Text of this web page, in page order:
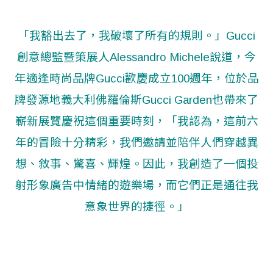
「我豁出去了，我破壞了所有的規則。」Gucci
創意總監暨策展人Alessandro Michele說道，今
年適逢時尚品牌Gucci歡慶成立100週年，位於品
牌發源地義大利佛羅倫斯Gucci Garden也帶來了
嶄新展覽慶祝這個重要時刻，「我認為，這前六
年的冒險十分精彩，我們邀請並陪伴人們穿越異
想、敘事、驚喜、輝煌。因此，我創造了一個投
射形象廣告中情緒的遊樂場，而它們正是通往我
意象世界的捷徑。」